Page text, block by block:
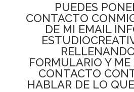
PUEDES
CONTACTO
DE MI EMAIL
FORMULARIO Y ME
CONTACTO
HABLAR DE LO